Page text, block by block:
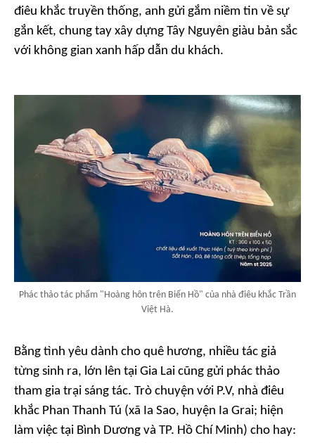
điêu khắc truyền thống, anh gửi gắm niềm tin về sự
gắn kết, chung tay xây dựng Tây Nguyên giàu bản sắc
với không gian xanh hấp dẫn du khách.
Phác thảo tác phẩm "Hoàng hôn trên Biển Hồ" của nhà điêu khắc Trần
Việt Hà.
Bằng tình yêu dành cho quê hương, nhiều tác giả
từng sinh ra, lớn lên tại Gia Lai cũng gửi phác thảo
tham gia trại sáng tác. Trò chuyện với P.V, nhà điêu
khắc Phan Thanh Tú (xã Ia Sao, huyện Ia Grai; hiện
làm việc tại Bình Dương và TP. Hồ Chí Minh) cho hay: